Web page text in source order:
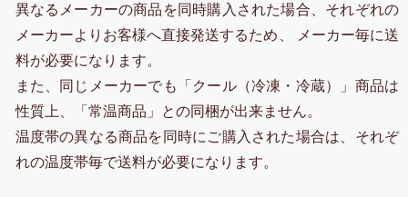
異なるメーカーの商品を同時購入された場合、それぞれの
メーカーよりお客様へ直接発送するため、 メーカー毎に送
料が必要になります。
また、同じメーカーでも「クール（冷凍・冷蔵）」商品は
性質上、「常温商品」との同梱が出来ません。
温度帯の異なる商品を同時にご購入された場合は、それぞ
れの温度帯毎で送料が必要になります。